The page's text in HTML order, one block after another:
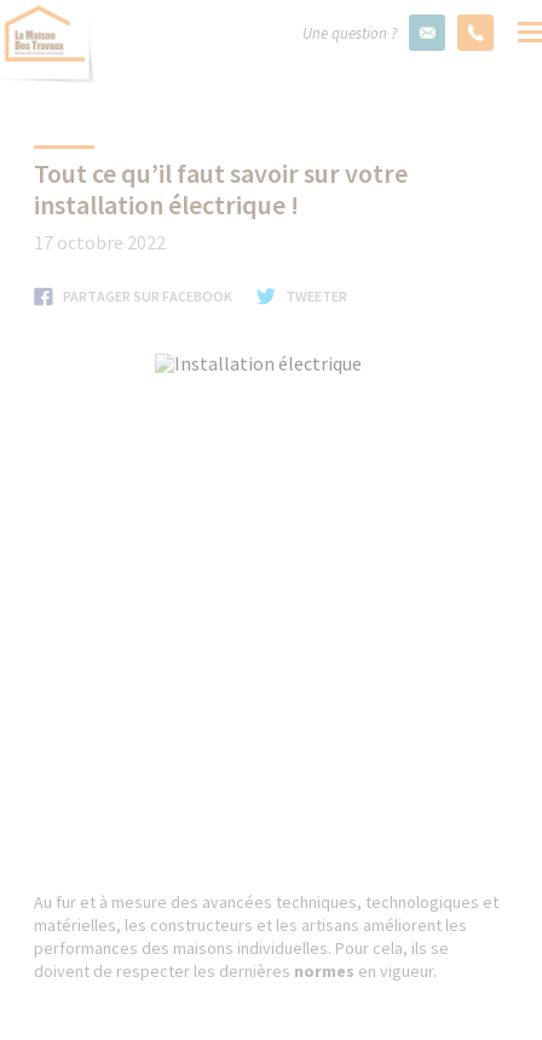
Une question ?
Tout ce qu’il faut savoir sur votre
installation électrique !
17 octobre 2022
PARTAGER SUR FACEBOOK TWEETER
Au fur et à mesure des avancées techniques, technologiques et
matérielles, les constructeurs et les artisans améliorent les
performances des maisons individuelles. Pour cela, ils se
doivent de respecter les dernières normes en vigueur.